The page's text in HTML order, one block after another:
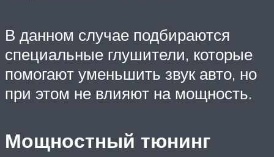
В данном случае подбираются
специальные глушители, которые
помогают уменьшить звук авто, но
при этом не влияют на мощность.
Мощностный тюнинг